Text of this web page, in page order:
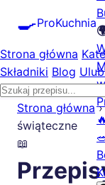
🍳ProKuchnia
Strona główna
Składniki Blog
Strona główna ›
świąteczne
📖